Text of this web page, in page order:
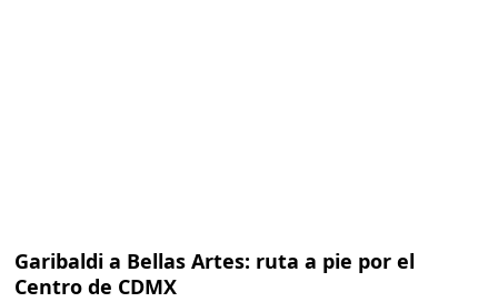
Garibaldi a Bellas Artes: ruta a pie por el
Centro de CDMX